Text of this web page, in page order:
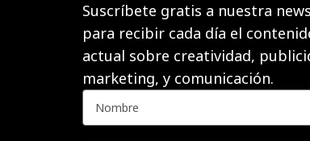
Suscríbete gratis a nuestra
para recibir cada día el
actual sobre creatividad,
marketing, y comunicación.